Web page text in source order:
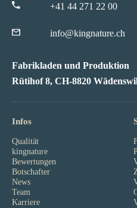
+41 44 271 22 00
info@kingnature.ch
Fabrikladen und Produktion
Rütihof 8, CH-8820
Infos
Qualität
kingnature
Bewertungen
Botschafter
News
Team
Karriere